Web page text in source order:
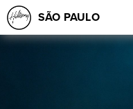
SÃO PAULO